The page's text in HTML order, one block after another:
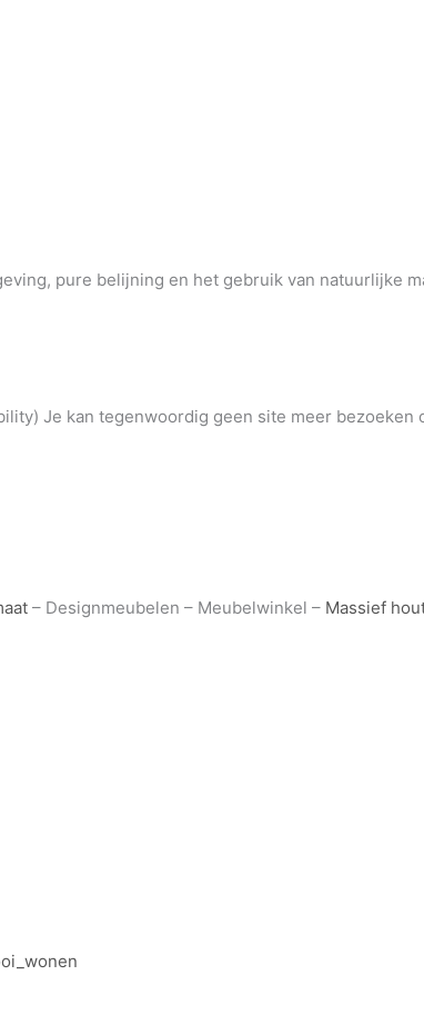
pure belijning en het gebruik van natuurlijke
Je kan tegenwoordig geen site meer
– Designmeubelen – Meubelwinkel – Massief